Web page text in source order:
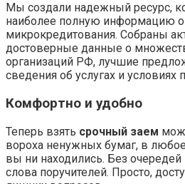
Мы создали надежный ресурс,
наиболее полную информацию
микрокредитования. Собраны
достоверные данные о
организаций РФ, лучшие
сведения об услугах и условиях
Комфортно и удобно
Теперь взять срочный заем
вороха ненужных бумаг, в
вы ни находились. Без очередей
слова поручителей. Просто,